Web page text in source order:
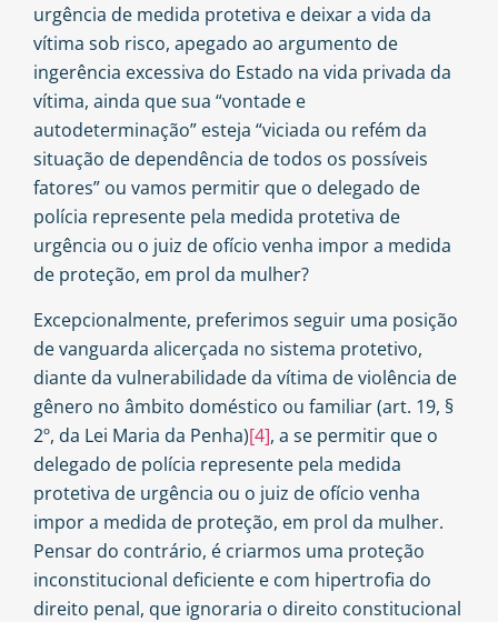
urgência de medida protetiva e deixar a vida da
vítima sob risco, apegado ao argumento de
ingerência excessiva do Estado na vida privada da
vítima, ainda que sua “vontade e
autodeterminação” esteja “viciada ou refém da
situação de dependência de todos os possíveis
fatores” ou vamos permitir que o delegado de
polícia represente pela medida protetiva de
urgência ou o juiz de ofício venha impor a medida
de proteção, em prol da mulher?
Excepcionalmente, preferimos seguir uma posição
de vanguarda alicerçada no sistema protetivo,
diante da vulnerabilidade da vítima de violência de
gênero no âmbito doméstico ou familiar (art. 19, §
2º, da Lei Maria da Penha)[4], a se permitir que o
delegado de polícia represente pela medida
protetiva de urgência ou o juiz de ofício venha
impor a medida de proteção, em prol da mulher.
Pensar do contrário, é criarmos uma proteção
inconstitucional deficiente e com hipertrofia do
direito penal, que ignoraria o direito constitucional